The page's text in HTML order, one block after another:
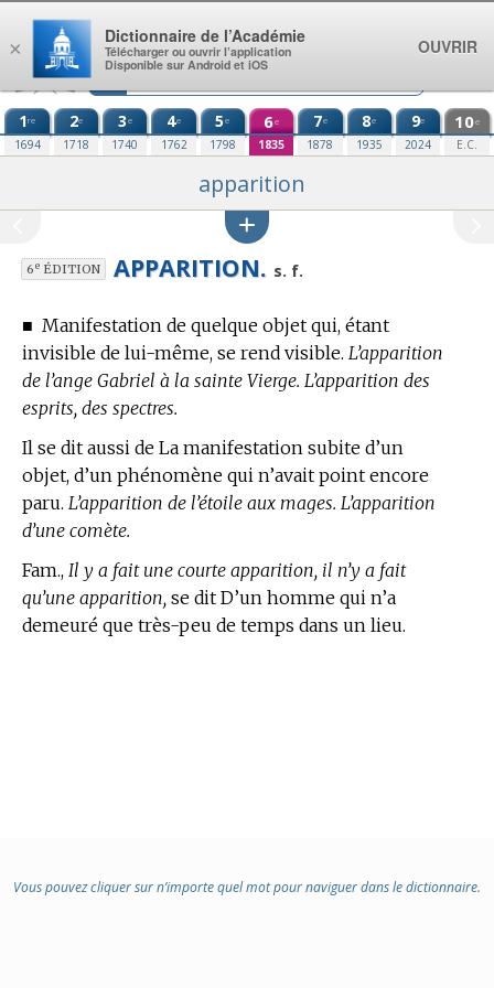
Aller au contenu
1re
1694
2e
1718
3e
1740
4e
1762
5e
1798
6e
1835
7e
1878
8e
1935
9e
2024
10e
E.C.
apparition
6eÉDITION APPARITION. s. f.
■ Manifestation de quelque objet qui, étant
invisible de lui-même, se rend visible. L’apparition
de l’ange Gabriel à la sainte Vierge. L’apparition des
esprits, des spectres.
Il se dit aussi de La manifestation subite d’un
objet, d’un phénomène qui n’avait point encore
paru. L’apparition de l’étoile aux mages. L’apparition
d’une comète.
Fam., Il y a fait une courte apparition, il n’y a fait
qu’une apparition, se dit D’un homme qui n’a
demeuré que très-peu de temps dans un lieu.
Vous pouvez cliquer sur n’importe quel mot pour naviguer dans le dictionnaire.
×
Dictionnaire de l’Académie
Télécharger ou ouvrir l’application
Disponible sur Android et iOS
OUVRIR